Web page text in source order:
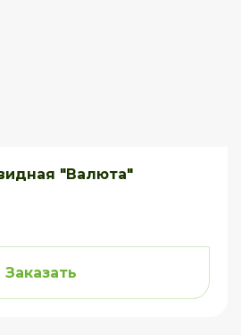
"Валюта"
Заказать